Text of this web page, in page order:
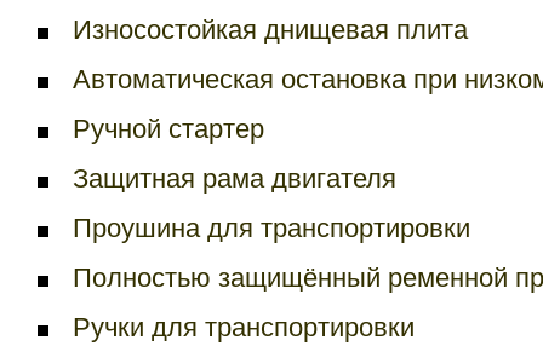
Износостойкая днищевая плита
Автоматическая остановка при
Ручной стартер
Защитная рама двигателя
Проушина для транспортировки
Полностью защищённый ременной
Ручки для транспортировки